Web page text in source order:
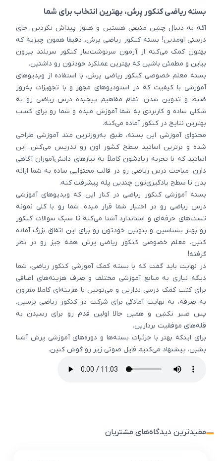
بسته ریاضی کنکور پرش، بهترین انتخاب برای شما
اگه به دنبال چنین منبعی هستین و هنوز پیداش نکردین، جای
درستی اومدین! بسته کنکور ریاضی پرش، دقیقا همون چیزیه که
بهتون کمک می‌کنه از آزمون سرنوشت‌ساز کنکور سربلند بیرون
بیاین و مطمئن باشین که بهترین عملکرد خودتون رو داشتین.
بسته معلم خصوصی کنکور ریاضی پرش، با استفاده از ویدیوهای
آموزشی با کیفیت که در استودیوهای مجهز و با تجهیزات به‌روز
ضبط و تدوین شدن، تمام مفاهیم پیچیده درس ریاضی رو به
شکلی ساده و کاربردی به شما آموزش میده و شما رو برای کسب
بهترین نتایج در کنکور آماده می‌کنه.
محتوای آموزشی این بسته، طبق به‌روزترین متد آموزشی طراحی
شده و برترین اساتید سطح کشور اون رو تدریس می‌کنن. این
اساتید که با تجربه زیادشون کاملاً به نیازهای دانش‌آموزان آگاهی
دارن، مباحث درس ریاضی رو در قالب محتوایی ساده به شما ارائه
بدن تا سطح یادگیری‌تون چندین پله پیشرفت کنه.
بسته آموزشی کنکور ریاضی در کنار این که ویدیوهای آموزشی
درس ریاضی رو در اختیار شما قرار میده، شما رو با کلی نمونه
تست‌های حرفه‌ای و استاندارد آشنا می‌کنه تا سبک سوالات کنکور
رو بهتر بشناسین و بتونین خودتون رو برای این اتفاق بزرگ آماده
کنین. معلم خصوصی کنکور ریاضی پرش همه چیز رو در نظر
گرفته!
در نهایت باید گفت که با بسته کمک آموزشی کنکور ریاضی، شما
دیگه نیازی به منابع آموزشی مختلف و صرف هزینه‌های اضافی
برای کتب کمک درسی ندارین و می‌تونین با هزینه‌ای کاملا مقرون
به صرفه، به نهایت آمادگی برای شرکت در کنکور ریاضی برسین.
پس صبر نکنین و همین حالا اولین قدم رو برای رسیدن به
قله‌های موفقیت بردارین.
برای اینکه بهتر با جزئیات بسته‌ها و دوره‌های آموزشی پرش آشنا
بشین، پیشنهاد می‌کنیم فایل صوتی زیر رو گوش کنین.
مفیدترین دیدگاه‌های مشتریان